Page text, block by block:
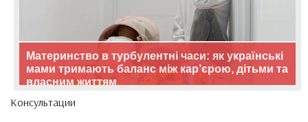
Материнство в турбулентні часи: як українські
мами тримають баланс між кар’єрою, дітьми та
власним життям
Консультации